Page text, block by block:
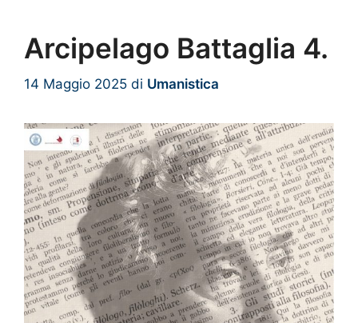
Arcipelago Battaglia 4.
14 Maggio 2025 di Umanistica